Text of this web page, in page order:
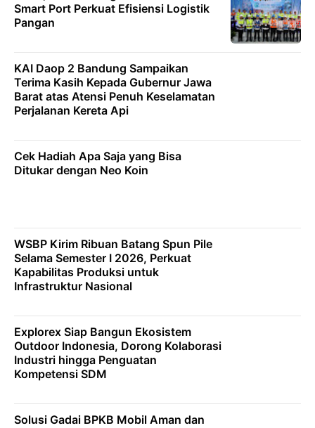
Smart Port Perkuat Efisiensi Logistik
Pangan
KAI Daop 2 Bandung Sampaikan
Terima Kasih Kepada Gubernur Jawa
Barat atas Atensi Penuh Keselamatan
Perjalanan Kereta Api
Cek Hadiah Apa Saja yang Bisa
Ditukar dengan Neo Koin
WSBP Kirim Ribuan Batang Spun Pile
Selama Semester I 2026, Perkuat
Kapabilitas Produksi untuk
Infrastruktur Nasional
Explorex Siap Bangun Ekosistem
Outdoor Indonesia, Dorong Kolaborasi
Industri hingga Penguatan
Kompetensi SDM
Solusi Gadai BPKB Mobil Aman dan